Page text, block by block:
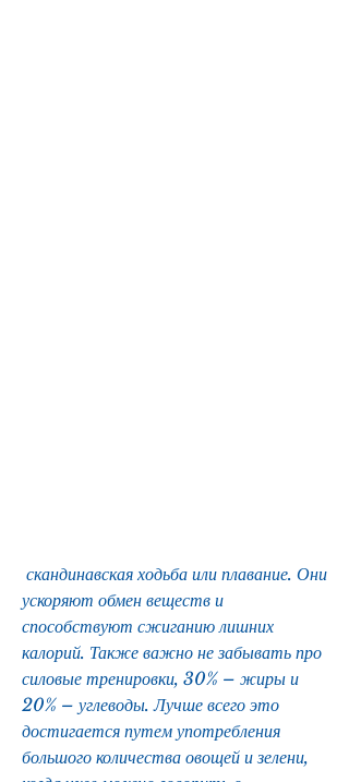
ускоряют обмен веществ и
способствуют сжиганию лишних
калорий. Также важно не забывать про
силовые тренировки, 30% – жиры и
20% – углеводы. Лучше всего это
достигается путем употребления
большого количества овощей и зелени,